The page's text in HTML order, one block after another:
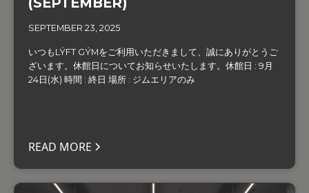
SEPTEMBER 23, 2025
いつもLÝFT GÝMをご利用いただきまして、誠にありがとうご
ざいます。‍休館日についてお知らせいたします。休館日 : 9月
24日(水) 時間 : 終日 場所 : ジムエリアのみ
READ MORE